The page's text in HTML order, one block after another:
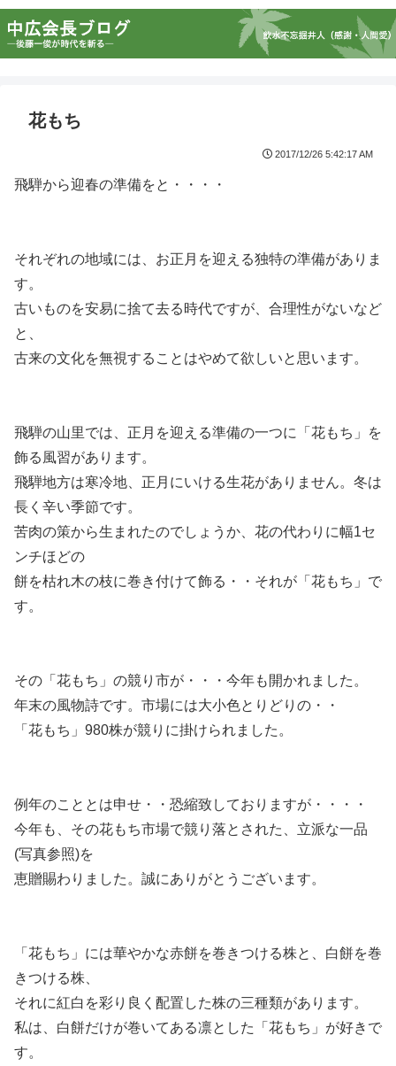
花もち
2017/12/26 5:42:17 AM
飛騨から迎春の準備をと・・・・
それぞれの地域には、お正月を迎える独特の準備がありま
す。
古いものを安易に捨て去る時代ですが、合理性がないなど
と、
古来の文化を無視することはやめて欲しいと思います。
飛騨の山里では、正月を迎える準備の一つに「花もち」を
飾る風習があります。
飛騨地方は寒冷地、正月にいける生花がありません。冬は
長く辛い季節です。
苦肉の策から生まれたのでしょうか、花の代わりに幅1セ
ンチほどの
餅を枯れ木の枝に巻き付けて飾る・・それが「花もち」で
す。
その「花もち」の競り市が・・・今年も開かれました。
年末の風物詩です。市場には大小色とりどりの・・
「花もち」980株が競りに掛けられました。
例年のこととは申せ・・恐縮致しておりますが・・・・
今年も、その花もち市場で競り落とされた、立派な一品
(写真参照)を
恵贈賜わりました。誠にありがとうございます。
「花もち」には華やかな赤餅を巻きつける株と、白餅を巻
きつける株、
それに紅白を彩り良く配置した株の三種類があります。
私は、白餅だけが巻いてある凛とした「花もち」が好きで
す。